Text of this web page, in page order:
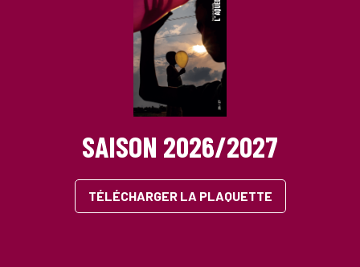
SAISON 2026/2027
TÉLÉCHARGER LA PLAQUETTE